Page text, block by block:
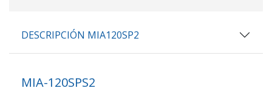
DESCRIPCIÓN MIA120SP2
MIA-120SPS2